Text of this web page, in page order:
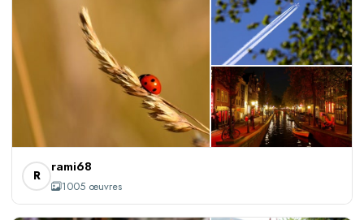
R rami68
1005 œuvres